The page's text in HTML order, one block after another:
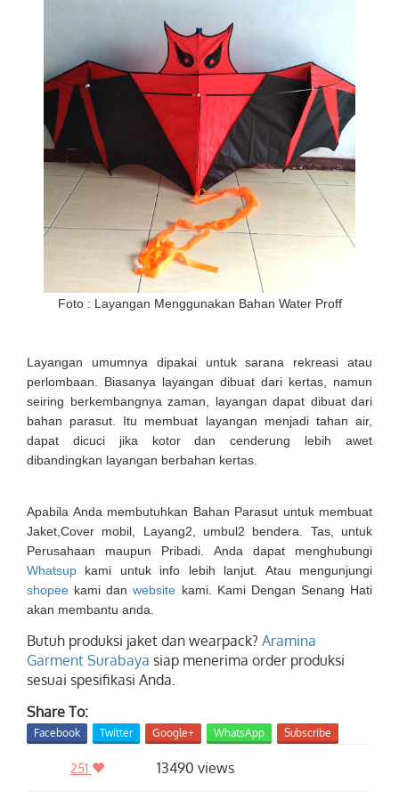
Foto : Layangan Menggunakan Bahan Water Proff
Layangan umumnya dipakai untuk sarana rekreasi atau
perlombaan. Biasanya layangan dibuat dari kertas, namun
seiring berkembangnya zaman, layangan dapat dibuat dari
bahan parasut. Itu membuat layangan menjadi tahan air,
dapat dicuci jika kotor dan cenderung lebih awet
dibandingkan layangan berbahan kertas.
Apabila Anda membutuhkan Bahan Parasut untuk membuat
Jaket,Cover mobil, Layang2, umbul2 bendera. Tas, untuk
Perusahaan maupun Pribadi. Anda dapat menghubungi
Whatsup kami untuk info lebih lanjut. Atau mengunjungi
shopee kami danwebsite kami. Kami Dengan Senang Hati
akan membantu anda.
Butuh produksi jaket dan wearpack? Aramina
Garment Surabaya siap menerima order produksi
sesuai spesifikasi Anda.
Share To:
Facebook Twitter Google+ WhatsApp Subscribe
251 13490 views